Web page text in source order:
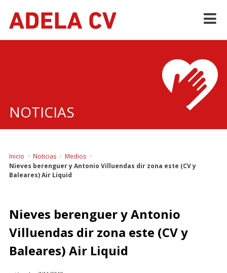
NOTICIAS
Inicio > Noticias > Medios >
Nieves berenguer y Antonio Villuendas dir zona este (CV y
Baleares) Air Liquid
Nieves berenguer y Antonio
Villuendas dir zona este (CV y
Baleares) Air Liquid